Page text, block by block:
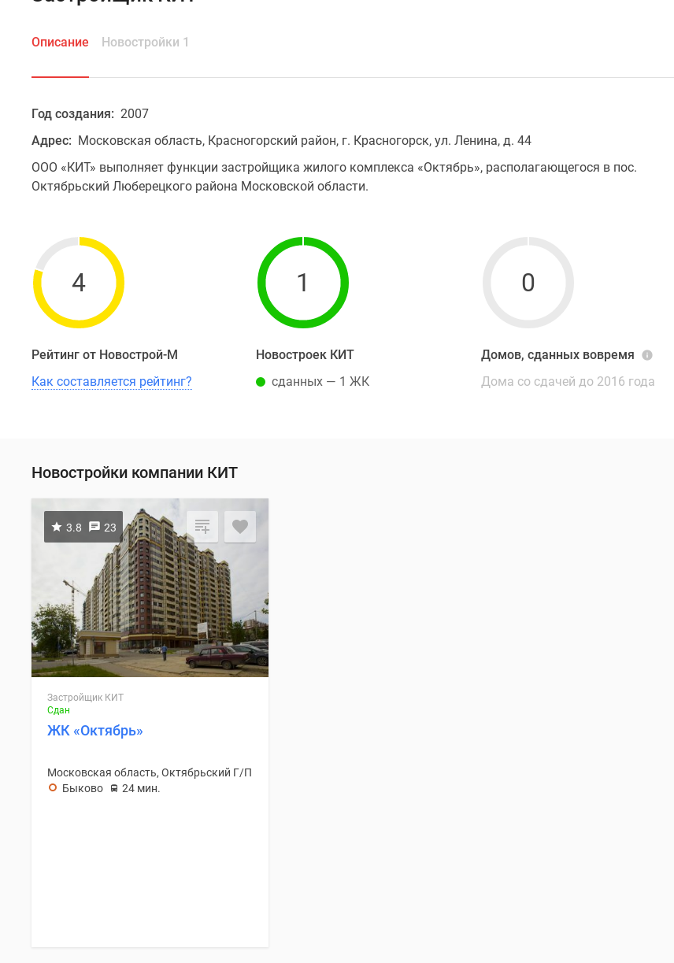
Описание Новостройки 1
Год создания: 2007
Адрес: Московская область, Красногорский район, г. Красногорск, ул. Ленина, д. 44
ООО «КИТ» выполняет функции застройщика жилого комплекса «Октябрь», располагающегося в пос.
Октябрьский Люберецкого района Московской области.
4
Рейтинг от Новострой-М
Как составляется рейтинг?
1
Новостроек КИТ
сданных — 1 ЖК
0
Домов, сданных вовремя
Дома со сдачей до 2016 года
Новостройки компании КИТ
3.8 23
Застройщик КИТ
Сдан
ЖК «Октябрь»
Московская область, Октябрьский Г/П
Быково
24 мин.